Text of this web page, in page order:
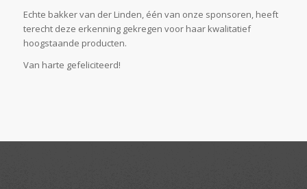
Echte bakker van der Linden, één van onze sponsoren, heeft
terecht deze erkenning gekregen voor haar kwalitatief
hoogstaande producten.
Van harte gefeliciteerd!